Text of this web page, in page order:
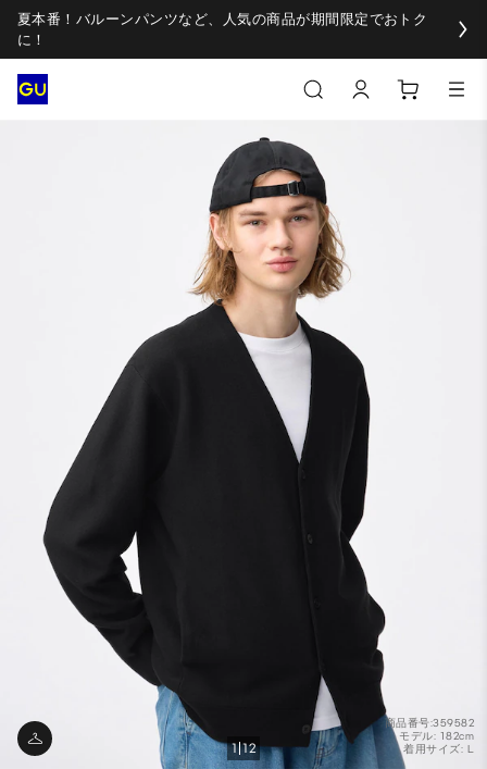
夏本番！バルーンパンツなど、人気の商品が期間限定でおトク
に！
商品番号:359582
モデル: 182cm
着用サイズ: L
1 12